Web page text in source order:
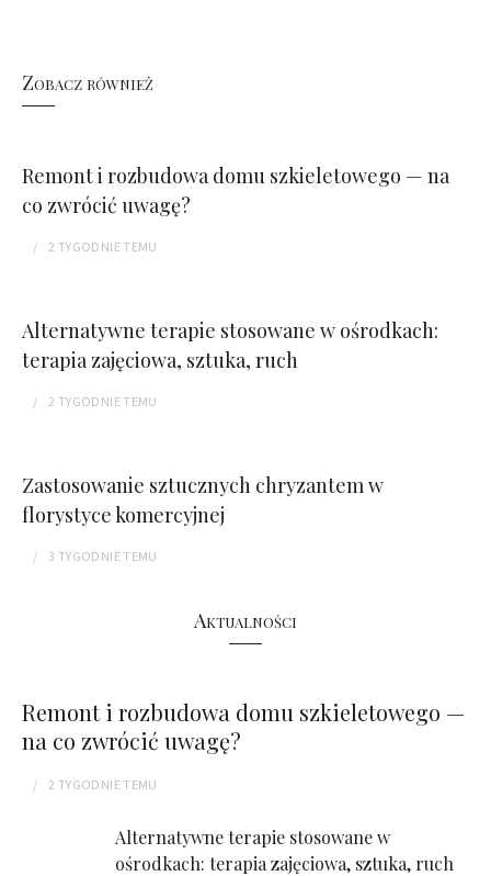
Zobacz również
Remont i rozbudowa domu szkieletowego — na
co zwrócić uwagę?
2 TYGODNIETEMU
Alternatywne terapie stosowane w ośrodkach:
terapia zajęciowa, sztuka, ruch
2 TYGODNIETEMU
Zastosowanie sztucznych chryzantem w
florystyce komercyjnej
3 TYGODNIETEMU
Aktualności
Remont i rozbudowa domu szkieletowego —
na co zwrócić uwagę?
2 TYGODNIETEMU
Alternatywne terapie stosowane w
ośrodkach: terapia zajęciowa, sztuka, ruch